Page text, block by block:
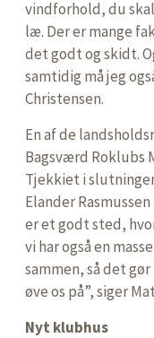
vindforhold, du
læ. Der er mange
det godt og skidt.
samtidig må jeg
Christensen.
En af de
Bagsværd Roklubs
Tjekkiet i
Elander
er et godt sted,
vi har også en
sammen, så det
øve os på”, siger
Nyt klubhus